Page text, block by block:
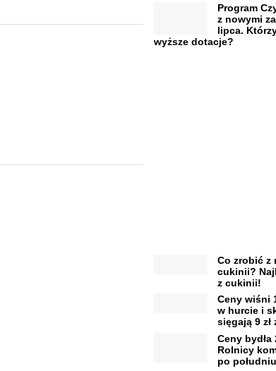
Program
z nowymi
lipca.
wyższe dotacje?
Co zrobić z
cukinii?
z cukinii!
Ceny wiśni
w hurcie i
sięgają 9 zł
Ceny bydła
Rolnicy
po